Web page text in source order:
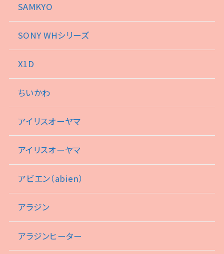
SAMKYO
SONY WHシリーズ
X1D
ちいかわ
アイリスオーヤマ
アイリスオーヤマ
アビエン（abien）
アラジン
アラジンヒーター